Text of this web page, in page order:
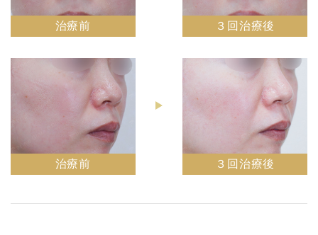
治療前 ３回治療後
治療前 ３回治療後